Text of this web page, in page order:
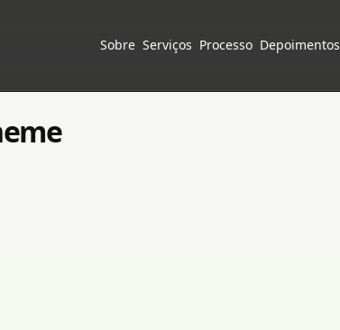
Sobre Serviços Processo Depoimentos